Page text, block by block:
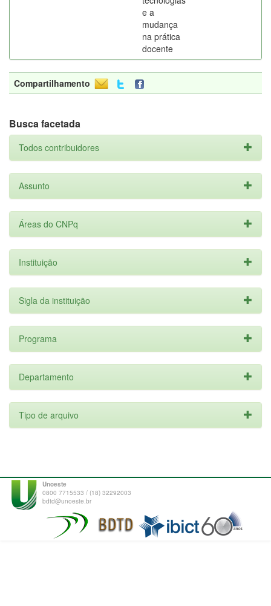
e a
mudança
na prática
docente
Compartilhamento
Busca facetada
Todos contribuidores
Assunto
Áreas do CNPq
Instituição
Sigla da instituição
Programa
Departamento
Tipo de arquivo
Unoeste
0800 7715533 / (18) 32292003
bdtd@unoeste.br